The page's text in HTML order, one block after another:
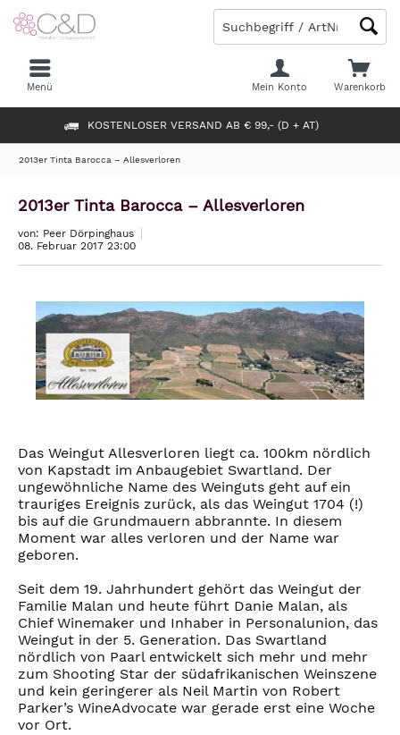
KOSTENLOSER VERSAND AB € 99,- (D + AT)
Warenkorb
Mein Konto
Menü
2013er Tinta Barocca – Allesverloren
2013er Tinta Barocca – Allesverloren
von: Peer Dörpinghaus
08. Februar 2017 23:00
Das Weingut Allesverloren liegt ca. 100km nördlich
von Kapstadt im Anbaugebiet Swartland. Der
ungewöhnliche Name des Weinguts geht auf ein
trauriges Ereignis zurück, als das Weingut 1704 (!)
bis auf die Grundmauern abbrannte. In diesem
Moment war alles verloren und der Name war
geboren.
Seit dem 19. Jahrhundert gehört das Weingut der
Familie Malan und heute führt Danie Malan, als
Chief Winemaker und Inhaber in Personalunion, das
Weingut in der 5. Generation. Das Swartland
nördlich von Paarl entwickelt sich mehr und mehr
zum Shooting Star der südafrikanischen Weinszene
und kein geringerer als Neil Martin von Robert
Parker’s WineAdvocate war gerade erst eine Woche
vor Ort.